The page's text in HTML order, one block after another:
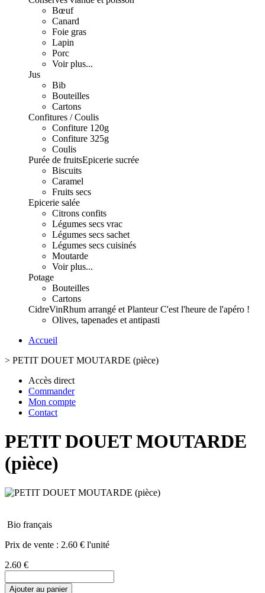
Bœuf
Canard
Foie gras
Lapin
Porc
Voir plus...
Jus
Bib
Bouteilles
Cartons
Confitures / Coulis
Confiture 120g
Confiture 325g
Coulis
Purée de fruitsEpicerie sucrée
Biscuits
Caramel
Fruits secs
Epicerie salée
Citrons confits
Légumes secs vrac
Légumes secs sachet
Légumes secs cuisinés
Moutarde
Voir plus...
Potage
Bouteilles
Cartons
CidreVinRhum arrangé et PlanteurC'est l'heure de l'apéro !
Olives, tapenades et antipasti
Accueil
> PETIT DOUET MOUTARDE (pièce)
Accès direct
Commander
Mon compte
Contact
PETIT DOUET MOUTARDE
(pièce)
Bio français
Prix de vente : 2.60 € l'unité
2.60 €
Ajouter au panier